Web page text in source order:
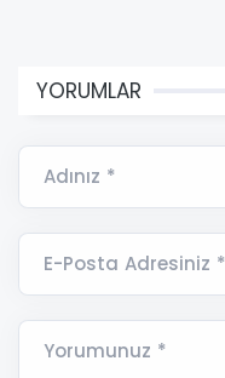
YORUMLAR
Adınız *
E-Posta Adresiniz *
Yorumunuz *